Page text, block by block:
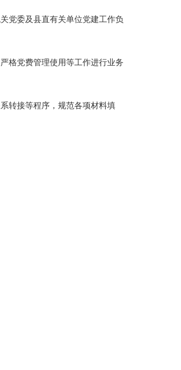
党委及县直有关单位党建工作负
格党费管理使用等工作进行业务
转接等程序，规范各项材料填